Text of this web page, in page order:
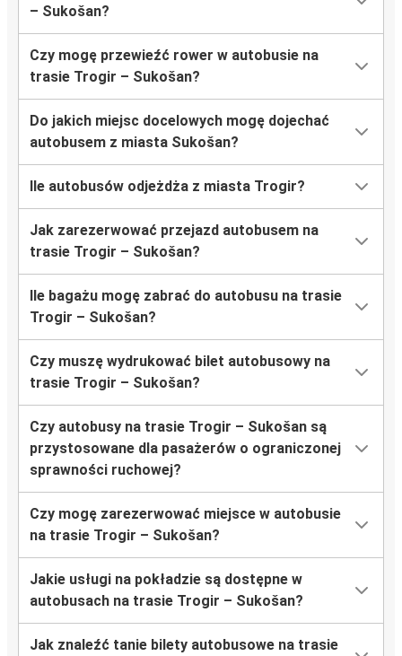
– Sukošan?
Czy mogę przewieźć rower w autobusie na
trasie Trogir – Sukošan?
Do jakich miejsc docelowych mogę dojechać
autobusem z miasta Sukošan?
Ile autobusów odjeżdża z miasta Trogir?
Jak zarezerwować przejazd autobusem na
trasie Trogir – Sukošan?
Ile bagażu mogę zabrać do autobusu na trasie
Trogir – Sukošan?
Czy muszę wydrukować bilet autobusowy na
trasie Trogir – Sukošan?
Czy autobusy na trasie Trogir – Sukošan są
przystosowane dla pasażerów o ograniczonej
sprawności ruchowej?
Czy mogę zarezerwować miejsce w autobusie
na trasie Trogir – Sukošan?
Jakie usługi na pokładzie są dostępne w
autobusach na trasie Trogir – Sukošan?
Jak znaleźć tanie bilety autobusowe na trasie